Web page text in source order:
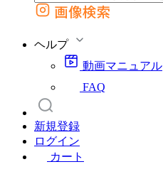
外部サイトの商品をカートに追加
画像検索
ヘルプ
動画マニュアル
FAQ
新規登録
ログイン
カート